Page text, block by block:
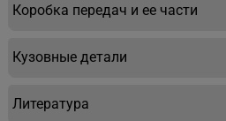
Коробка передач и ее части
Кузовные детали
Литература